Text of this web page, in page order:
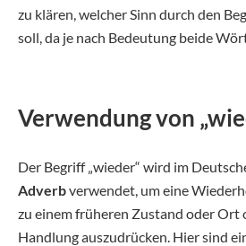
zu klären, welcher Sinn durch den
soll, da je nach Bedeutung beide
Verwendung von
Der Begriff „wieder“ wird im
Adverbverwendet, um eine
zu einem früheren Zustand oder Ort
Handlung auszudrücken. Hier sind